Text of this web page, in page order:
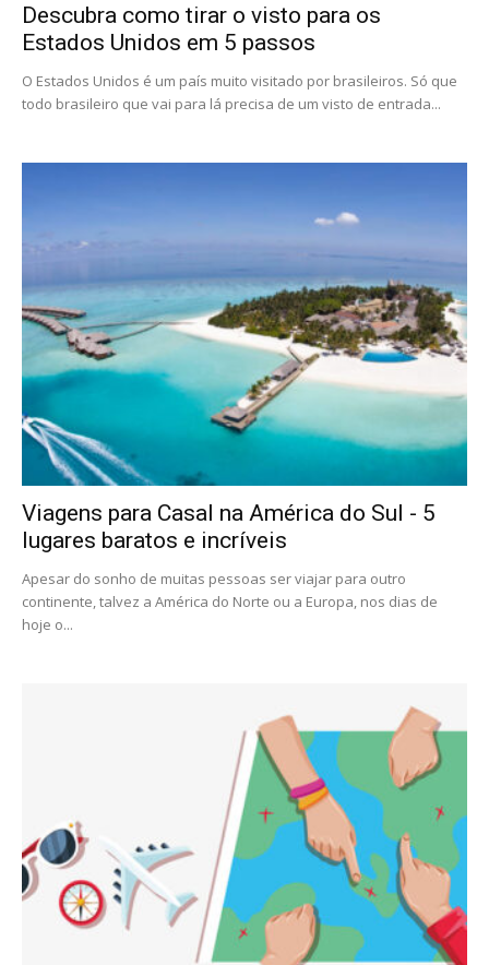
Descubra como tirar o visto para os
Estados Unidos em 5 passos
O Estados Unidos é um país muito visitado por brasileiros. Só que
todo brasileiro que vai para lá precisa de um visto de entrada...
Viagens para Casal na América do Sul - 5
lugares baratos e incríveis
Apesar do sonho de muitas pessoas ser viajar para outro
continente, talvez a América do Norte ou a Europa, nos dias de
hoje o...